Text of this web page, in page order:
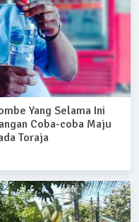
Yang Selama Ini
Coba-coba Maju
Toraja